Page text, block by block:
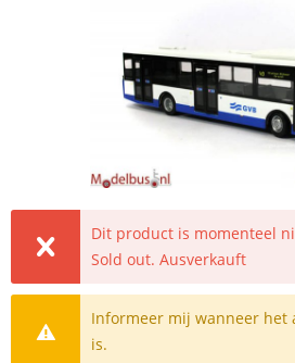
Dit product is momenteel
Sold out. Ausverkauft
Informeer mij wanneer het
is.